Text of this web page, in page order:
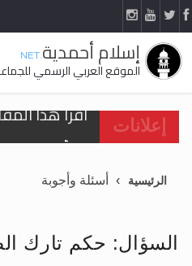
إسلام أحمدية.NET
الموقع العربي الرسمي
إعلانات
اقرأ هذا
تعميم هامّ
تعميم هامّ
الرئيسية أسئلة وأجوبة
السؤال: حكم تارك